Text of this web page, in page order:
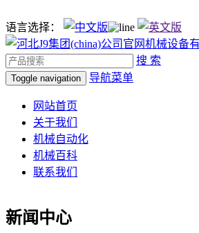
语言选择：
搜 索
Toggle navigation 导航菜单
网站首页
关于我们
机械自动化
机械百科
联系我们
新闻中心